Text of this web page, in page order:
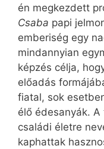
én megkezdett
Csaba papi
emberiség egy
mindannyian
képzés célja,
előadás
fiatal, sok
élő édesanyák.
családi életre
kaphattak